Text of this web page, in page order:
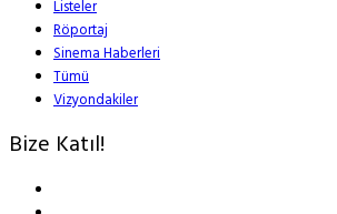
Listeler
Röportaj
Sinema Haberleri
Tümü
Vizyondakiler
Bize Katıl!